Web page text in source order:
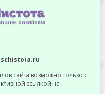
сайта возможно только с
ссылкой на